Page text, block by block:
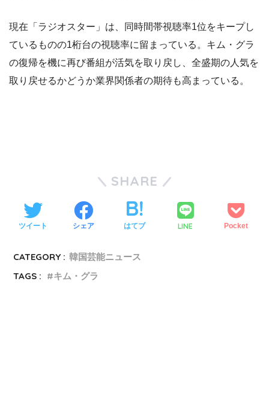
現在「ラジオスター」は、同時間帯視聴率1位をキープし
ているものの1桁台の視聴率に留まっている。キム・グラ
の復帰を機に再び番組が活気を取り戻し、全盛期の人気を
取り戻せるかどうか業界関係者の期待も高まっている。
SHARE
ツイート シェア はてブ LINE Pocket
CATEGORY : 韓国芸能ニュース
TAGS :
キム・グラ